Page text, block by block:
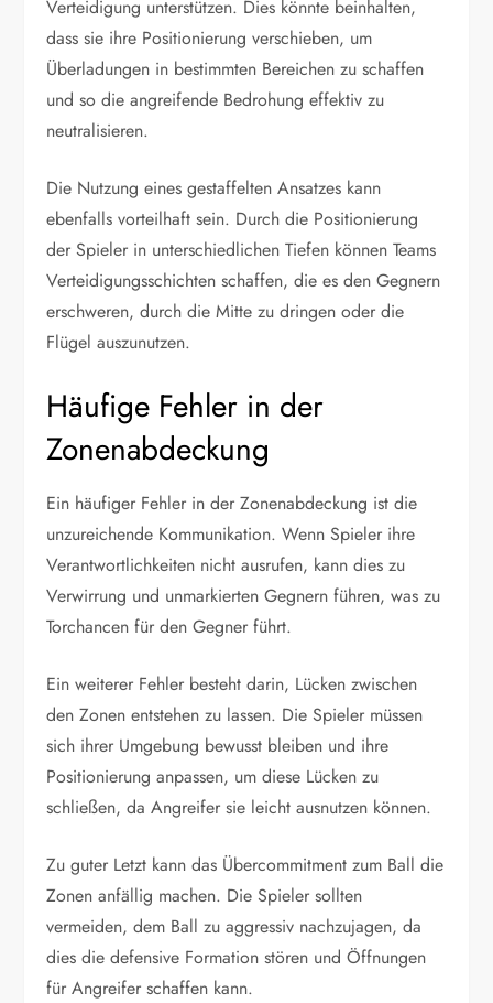
Verteidigung unterstützen. Dies könnte beinhalten,
dass sie ihre Positionierung verschieben, um
Überladungen in bestimmten Bereichen zu schaffen
und so die angreifende Bedrohung effektiv zu
neutralisieren.
Die Nutzung eines gestaffelten Ansatzes kann
ebenfalls vorteilhaft sein. Durch die Positionierung
der Spieler in unterschiedlichen Tiefen können Teams
Verteidigungsschichten schaffen, die es den Gegnern
erschweren, durch die Mitte zu dringen oder die
Flügel auszunutzen.
Häufige Fehler in der
Zonenabdeckung
Ein häufiger Fehler in der Zonenabdeckung ist die
unzureichende Kommunikation. Wenn Spieler ihre
Verantwortlichkeiten nicht ausrufen, kann dies zu
Verwirrung und unmarkierten Gegnern führen, was zu
Torchancen für den Gegner führt.
Ein weiterer Fehler besteht darin, Lücken zwischen
den Zonen entstehen zu lassen. Die Spieler müssen
sich ihrer Umgebung bewusst bleiben und ihre
Positionierung anpassen, um diese Lücken zu
schließen, da Angreifer sie leicht ausnutzen können.
Zu guter Letzt kann das Übercommitment zum Ball die
Zonen anfällig machen. Die Spieler sollten
vermeiden, dem Ball zu aggressiv nachzujagen, da
dies die defensive Formation stören und Öffnungen
für Angreifer schaffen kann.